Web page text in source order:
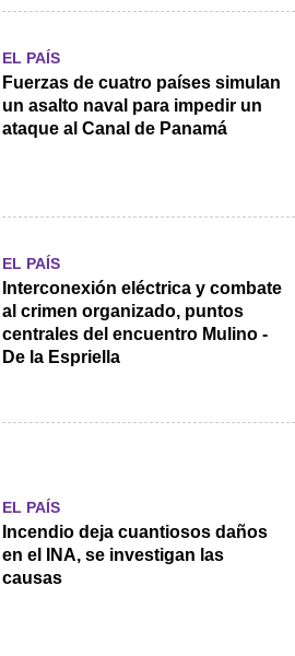
EL PAÍS
Fuerzas de cuatro países simulan
un asalto naval para impedir un
ataque al Canal de Panamá
EL PAÍS
Interconexión eléctrica y combate
al crimen organizado, puntos
centrales del encuentro Mulino -
De la Espriella
EL PAÍS
Incendio deja cuantiosos daños
en el INA, se investigan las
causas